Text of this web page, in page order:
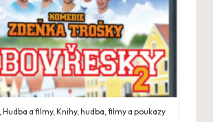
,Hudba a filmy,Knihy, hudba, filmy a poukazy